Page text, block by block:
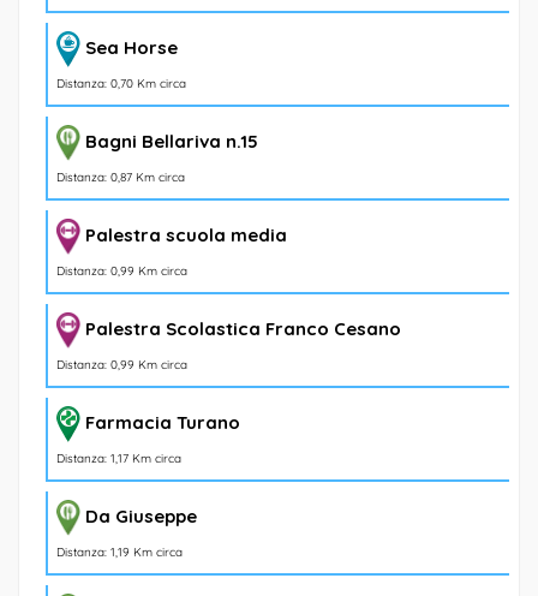
Sea Horse
Distanza: 0,70 Km circa
Bagni Bellariva n.15
Distanza: 0,87 Km circa
Palestra scuola media
Distanza: 0,99 Km circa
Palestra Scolastica Franco Cesano
Distanza: 0,99 Km circa
Farmacia Turano
Distanza: 1,17 Km circa
Da Giuseppe
Distanza: 1,19 Km circa